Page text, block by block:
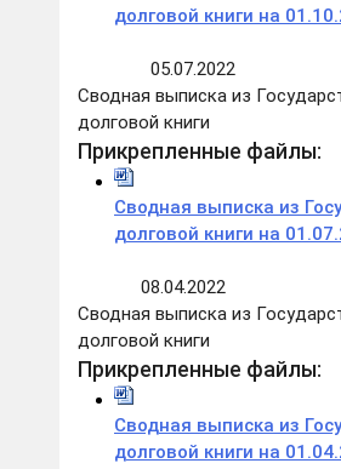
долговой книги на
05.07.2022
Сводная выписка из
долговой книги
Прикрепленные файлы:
Сводная выписка из
долговой книги на
08.04.2022
Сводная выписка из
долговой книги
Прикрепленные файлы:
Сводная выписка из
долговой книги на